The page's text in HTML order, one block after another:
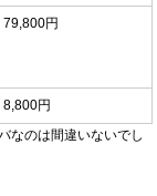
79,800円
8,800円
なのは間違いないでし